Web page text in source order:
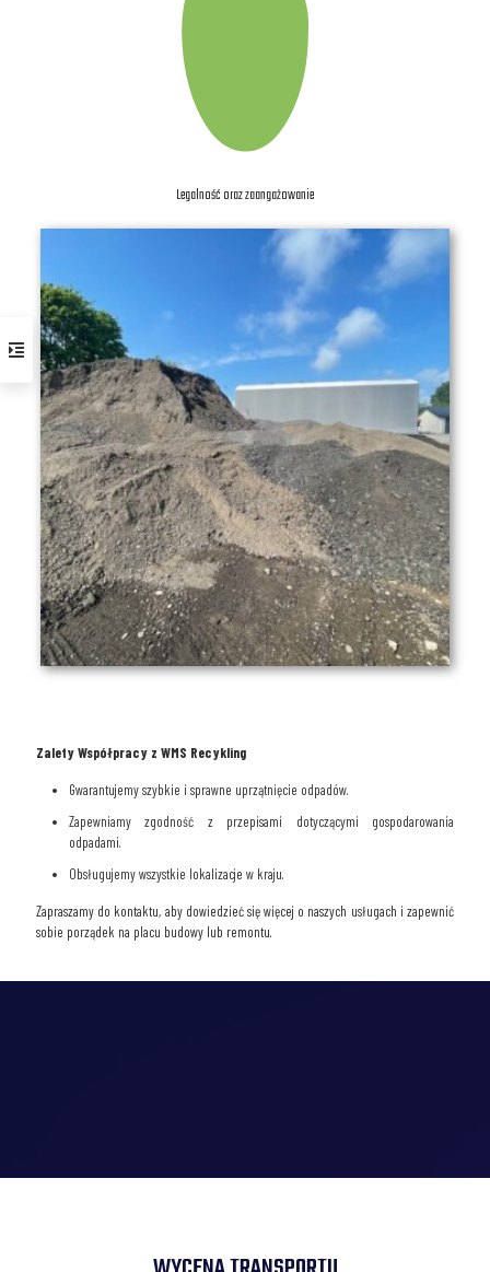
Legalność oraz zaangażowanie
Zalety Współpracy z WMS Recykling
Gwarantujemy szybkie i sprawne uprzątnięcie odpadów.
Zapewniamy zgodność z przepisami dotyczącymi gospodarowania
odpadami.
Obsługujemy wszystkie lokalizacje w kraju.
Zapraszamy do kontaktu, aby dowiedzieć się więcej o naszych usługach i zapewnić
sobie porządek na placu budowy lub remontu.